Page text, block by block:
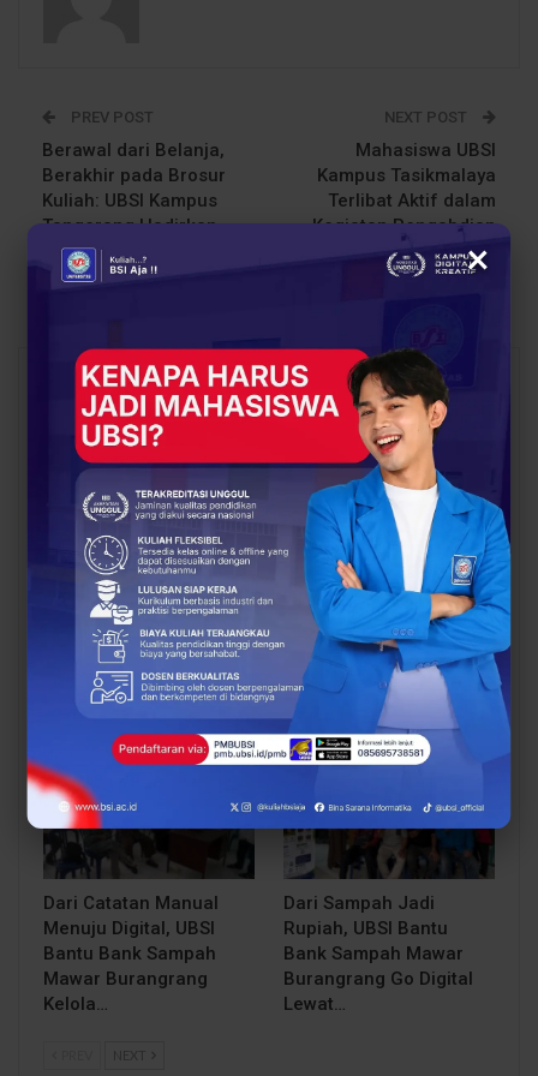
PREV POST
Berawal dari Belanja,
Berakhir pada Brosur
Kuliah: UBSI Kampus
Tangerang Hadirkan
Solusi Pendidikan
NEXT POST
Mahasiswa UBSI
Kampus Tasikmalaya
Terlibat Aktif dalam
Kegiatan Pengabdian
Masyarakat di Desa
Kaputihan
You Might Also Like
BERITA
UBSI Buka Call for
Papers ICAISD 2026,
Dorong Riset Teknologi
dan Keamanan Siber…
BERITA
Siap Kuliah Berkualitas?
UBSI Cengkareng Gelar
Open Booth Spesial
dengan Beasiswa…
Dari Catatan Manual
Menuju Digital, UBSI
Bantu Bank Sampah
Mawar Burangrang
Kelola…
BERITA
Dari Sampah Jadi
Rupiah, UBSI Bantu
Bank Sampah Mawar
Burangrang Go Digital
Lewat…
NEXT
×